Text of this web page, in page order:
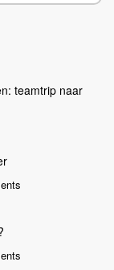
teamtrip naar